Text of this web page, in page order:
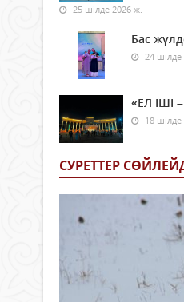
25 шілде 2026 ж.
Бас
24 шілде
«ЕЛ ІШІ
18 шілде
СУРЕТТЕР